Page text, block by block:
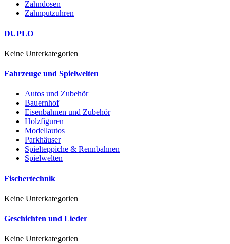
Zahndosen
Zahnputzuhren
DUPLO
Keine Unterkategorien
Fahrzeuge und Spielwelten
Autos und Zubehör
Bauernhof
Eisenbahnen und Zubehör
Holzfiguren
Modellautos
Parkhäuser
Spielteppiche & Rennbahnen
Spielwelten
Fischertechnik
Keine Unterkategorien
Geschichten und Lieder
Keine Unterkategorien